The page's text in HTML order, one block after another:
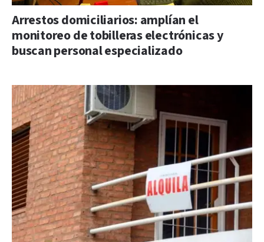
Arrestos domiciliarios: amplían el
monitoreo de tobilleras electrónicas y
buscan personal especializado